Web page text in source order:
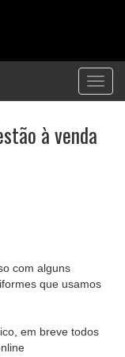
à venda
com alguns
que usamos
em breve todos